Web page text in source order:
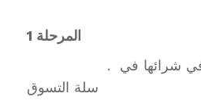
المرحلة 1
. أضف المنتجات التي ترغب في شرائها في
سلة التسوق